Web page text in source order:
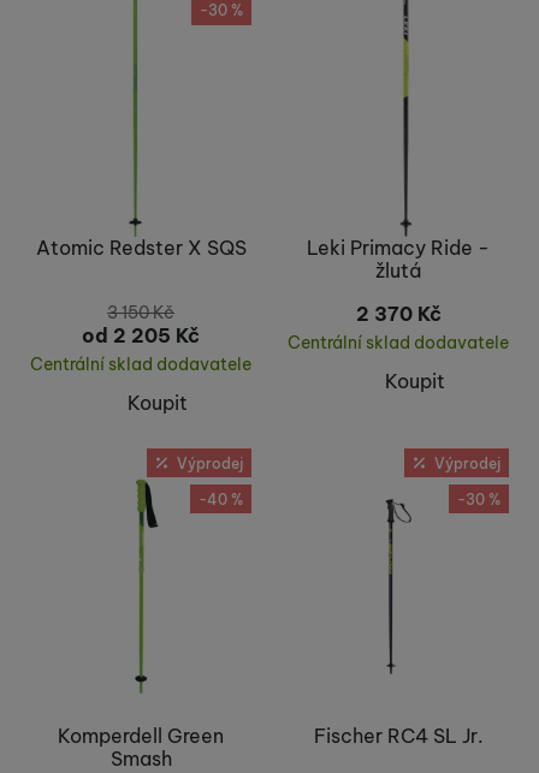
-30 %
Atomic Redster X SQS
3 150Kč
od 2 205 Kč
Centrální sklad dodavatele
Koupit
Leki Primacy Ride -
žlutá
2 370 Kč
Centrální sklad dodavatele
Koupit
Výprodej
-40 %
Komperdell Green
Smash
Výprodej
-30 %
Fischer RC4 SL Jr.